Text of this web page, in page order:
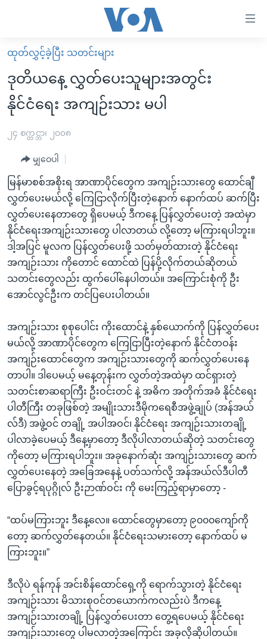
လွယ်ကူ
စေ
သည့်
Link
များ
အကြောင်းအရာ
သို့
ကျော်
ကြည့်
ရန်
ပင်မ
စာမျက်နှာ
ကျော်
နေရာ
ကျော်
မူလစာမျက်နှာ
မြန်မာ
ကမ္ဘာ့သတင်းများ
အစ္စရေး-ပါလက်စတိုင်း
ရပ်ဝန်းတခု လမ်းတခု အလွန်
အင်္ဂလိပ်စာလေ့လာမယ်
အမေရိကန်သုံးအီဒီယံ
မကြေးမုံရဲ့ အင်္ဂလိပ်စာ
ရုပ်ရှင်ထဲက အင်္ဂလိပ်စာ
သုတပဒေသာ အင်္ဂလိပ်စာ
အပတ်စဉ်ကဏ္ဍများ
ရေဒီယို
တီဗွီ
ရေဒီယိုနှင့်ရုပ်သံ အချက်အလက်များ
ရေဒီယို/တီဗွီအစီအစဉ်
Learning English
ဗွီအိုအေ လူမှုကွန်ယက်များ
ဘာသာစကားများ
ထုတ်လွှင့်ခဲ့ပြီး သတင်းများ
ဒုတိယနေ့ လွှတ်ပေးသူများအတွင်း
နိုင်ငံရေး အကျဉ်းသား မပါ
၂၄ စက္တင္ဘာ၊ ၂၀၀၈
မျှဝေပါ
မြန်မာစစ်အစိုးရ အာဏာပိုင်တွေက အကျဉ်းသားတွေ ထောင်ချီ
လွှတ်ပေးမယ်လို့ ကြေငြာလိုက်ပြီးတဲ့နောက် နောက်ထပ် ဆက်ပြီး
လွှတ်ပေးနေတာတွေ ရှိပေမယ့် ဒီကနေ့ ပြန်လွှတ်ပေးတဲ့ အထဲမှာ
နိုင်ငံရေးအကျဉ်းသားတွေ ပါလာတယ် လို့တော့ မကြားရပါဘူး။
ဒါ့အပြင် မူလက ပြန်လွှတ်ပေးဖို့ သတ်မှတ်ထားတဲ့ နိုင်ငံရေး
အကျဉ်းသား ကိုတောင် ထောင်ထဲ ပြန်ပို့လိုက်တယ်ဆိုတယ်
သတင်းတွေလည်း ထွက်ပေါ်နေပါတယ်။ အကြောင်းစုံကို ဦး
အောင်လွင်ဦးက တင်ပြပေးပါတယ်။
အကျဉ်းသား စုစုပေါင်း ကိုးထောင်နဲ့ နှစ်ယောက်ကို ပြန်လွှတ်ပေး
မယ်လို့ အာဏာပိုင်တွေက ကြေငြာပြီးတဲ့နောက် နိုင်ငံတဝန်း
အကျဉ်းထောင်တွေက အကျဉ်းသားတွေကို ဆက်လွှတ်ပေးနေ
တာပါ။ ဒါပေမယ့် မနေ့တုန်းက လွှတ်တဲ့အထဲမှာ ထင်ရှားတဲ့
သတင်းစာဆရာကြီး ဦးဝင်းတင် နဲ့ အဓိက အတိုက်အခံ နိုင်ငံရေး
ပါတီကြီး တခုဖြစ်တဲ့ အမျိုးသားဒီမိုကရေစီအဖွဲ့ချုပ် (အန်အယ်
လ်ဒီ) အဖွဲ့ဝင် တချို့ အပါအဝင်၊ နိုင်ငံရေး အကျဉ်းသားတချို့
ပါလာခဲ့ပေမယ့် ဒီနေ့မှာတော့ ဒီလိုပါလာတယ်ဆိုတဲ့ သတင်းတွေ
ကိုတော့ မကြားရပါဘူး။ အခုနောက်ဆုံး အကျဉ်းသားတွေ ဆက်
လွှတ်ပေးနေတဲ့ အခြေအနေနဲ့ ပတ်သက်လို့ အန်အယ်လ်ဒီပါတီ
ပြောခွင့်ရပုဂ္ဂိုလ် ဦးဉာဏ်ဝင်း ကို မေးကြည့်ရာမှာတော့ -
“ထပ်မကြားဘူး ဒီနေ့လေ။ ထောင်တွေမှာတော့ ၉၀၀၀ကျော်ကို
တော့ ဆက်လွှတ်နေတယ်။ နိုင်ငံရေးသမားတော့ နောက်ထပ် မ
ကြားဘူး။”
ဒီလိုပဲ ရန်ကုန် အင်းစိန်ထောင်ရှေ့ကို ရောက်သွားတဲ့ နိုင်ငံရေး
အကျဉ်းသား မိသားစုဝင်တယောက်ကလည်းပဲ ဒီကနေ့
အကျဉ်းသားတချို့ ပြန်လွှတ်ပေးတာ တွေ့ရပေမယ့် နိုင်ငံရေး
အကျဉ်းသားတွေ ပါမလာတဲ့အကြောင်း အခုလိုဆိုပါတယ်။